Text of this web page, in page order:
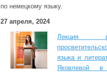
по немецкому языку.
27 апреля, 2024
Лекция
языка и
Яковлевой